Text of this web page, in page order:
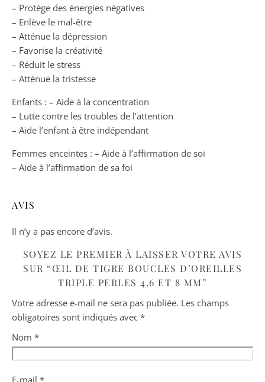
– Protège des énergies négatives
– Enlève le mal-être
– Atténue la dépression
– Favorise la créativité
– Réduit le stress
– Atténue la tristesse
Enfants : – Aide à la concentration
– Lutte contre les troubles de l’attention
– Aide l’enfant à être indépendant
Femmes enceintes : – Aide à l’affirmation de soi
– Aide à l’affirmation de sa foi
AVIS
Il n’y a pas encore d’avis.
SOYEZ LE PREMIER À LAISSER VOTRE AVIS
SUR “ŒIL DE TIGRE BOUCLES D’OREILLES
TRIPLE PERLES 4,6 ET 8 MM”
Votre adresse e-mail ne sera pas publiée. Les champs
obligatoires sont indiqués avec *
Nom *
E-mail *